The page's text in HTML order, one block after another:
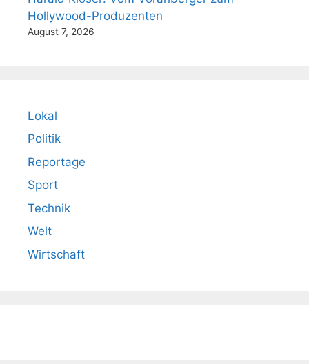
Hollywood-Produzenten
August 7, 2026
Lokal
Politik
Reportage
Sport
Technik
Welt
Wirtschaft